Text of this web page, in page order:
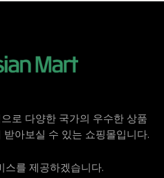
로 다양한 국가의 우수한 상품
아보실 수 있는 쇼핑몰입니다.
스를 제공하겠습니다.